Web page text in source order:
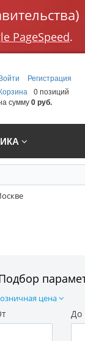
PageSpeed.
Регистрация
0 позиций
сумму0 руб.
цена
До